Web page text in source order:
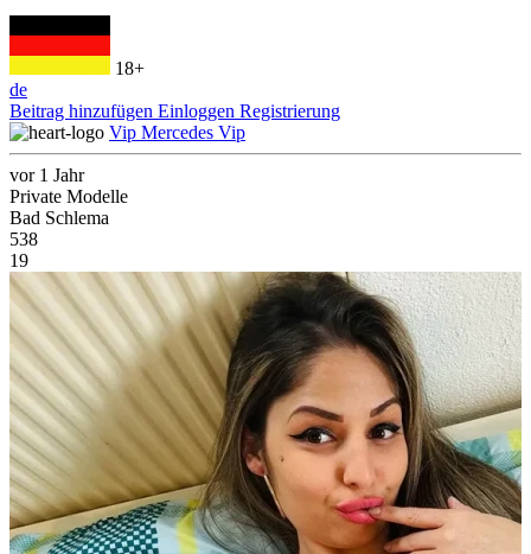
18+
de
Beitrag hinzufügen Einloggen Registrierung
Vip Mercedes Vip
vor 1 Jahr
Private Modelle
Bad Schlema
538
19